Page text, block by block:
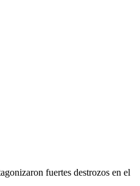
fuertes destrozos en el